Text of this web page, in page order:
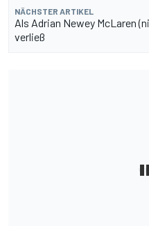
NÄCHSTER ARTIKEL
Als Adrian Newey McLaren
verließ